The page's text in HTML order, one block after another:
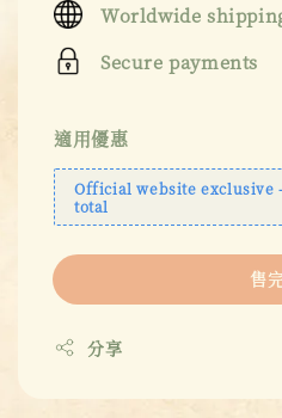
Worldwide
Secure payments
適用優惠
Official website exclusive
total
售
分享